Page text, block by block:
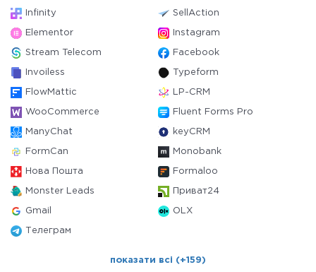
Infinity SellAction
Elementor Instagram
Stream Telecom Facebook
Invoiless Typeform
FlowMattic LP-CRM
WooCommerce Fluent Forms Pro
ManyChat keyCRM
FormCan Monobank
Нова Пошта Formaloo
Monster Leads Приват24
Gmail OLX
Телеграм
показати всі (+159)